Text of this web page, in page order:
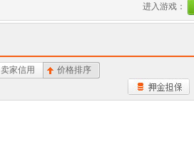
进入游戏：
卖家信用 价格排序